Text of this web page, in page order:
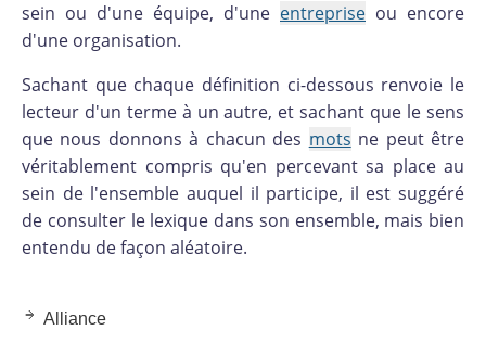
sein ou d'une équipe, d'une entreprise ou encore
d'une organisation.
Sachant que chaque définition ci-dessous renvoie le
lecteur d'un terme à un autre, et sachant que le sens
que nous donnons à chacun des mots ne peut être
véritablement compris qu'en percevant sa place au
sein de l'ensemble auquel il participe, il est suggéré
de consulter le lexique dans son ensemble, mais bien
entendu de façon aléatoire.
Alliance